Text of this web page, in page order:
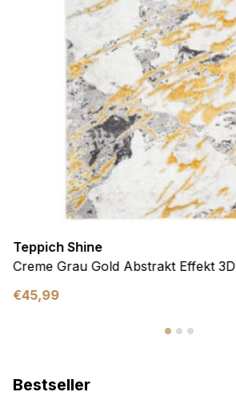
Teppich Shine
Creme Grau Gold Abstrakt Effekt 3D
€45,99
Bestseller